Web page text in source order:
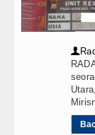
Internasional
TIPS dan TRIK
👤